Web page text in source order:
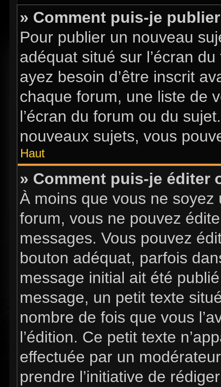
» Comment puis-je
Pour publier un nouveau
adéquat situé sur l’écran
ayez besoin d’être inscrit
chaque forum, une liste de
l’écran du forum ou du
nouveaux sujets, vous
Haut
» Comment puis-je éditer
À moins que vous ne
forum, vous ne pouvez
messages. Vous pouvez
bouton adéquat, parfois
message initial ait été
message, un petit texte
nombre de fois que vous
l’édition. Ce petit texte
effectuée par un
prendre l’initiative de